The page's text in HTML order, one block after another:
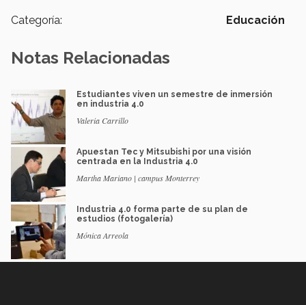
Categoría: Educación
Notas Relacionadas
Estudiantes viven un semestre de inmersión
en industria 4.0
Valeria Carrillo
Apuestan Tec y Mitsubishi por una visión
centrada en la Industria 4.0
Martha Mariano | campus Monterrey
Industria 4.0 forma parte de su plan de
estudios (fotogalería)
Mónica Arreola